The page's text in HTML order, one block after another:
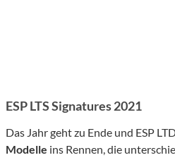
ESP LTS Signatures 2021
Das Jahr geht zu Ende und ESP
Modelle ins Rennen, die